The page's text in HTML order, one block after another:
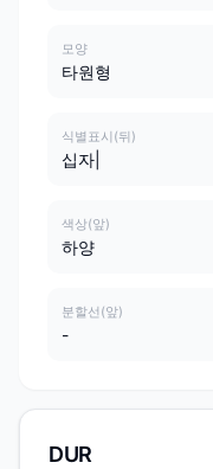
모양
타원형
식별표시(뒤)
십자|
색상(앞)
하양
분할선(앞)
-
DUR